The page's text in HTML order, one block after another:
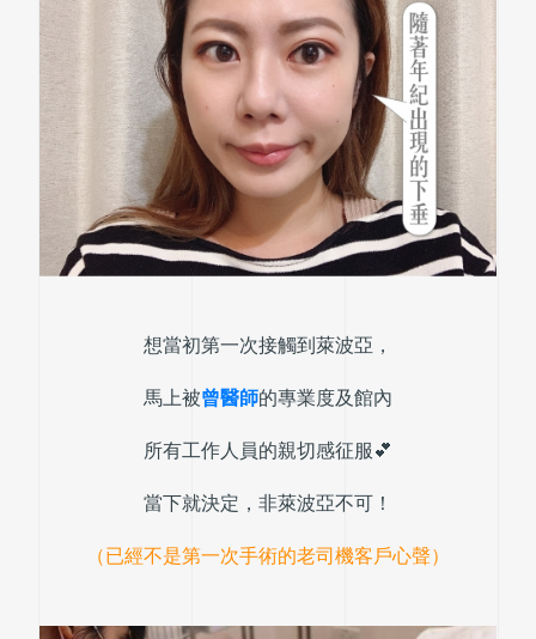
想當初第一次接觸到萊波亞，
馬上被曾醫師的專業度及館內
所有工作人員的親切感征服💕
當下就決定，非萊波亞不可！
（已經不是第一次手術的老司機客戶心聲）